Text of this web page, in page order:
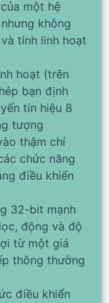
một hệ
không
tính linh hoạt
hoạt (trên
bạn định
tín hiệu 8
tượng
thậm chí
chức năng
điều khiển
32-bit mạnh
động và độ
từ một giá
thông thường
điều khiển